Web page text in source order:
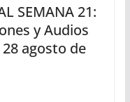
SEMANA 21:
y Audios
agosto de